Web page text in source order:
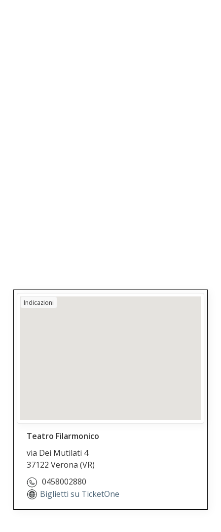
Indicazioni
Teatro Filarmonico
via Dei Mutilati 4
37122 Verona(VR)
0458002880
Biglietti su TicketOne